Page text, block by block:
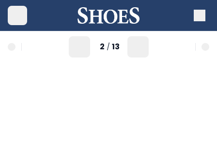
2 / 13